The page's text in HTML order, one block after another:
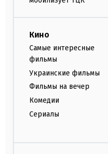
Кино
Самые интересные
фильмы
Украинские фильмы
Фильмы на вечер
Комедии
Сериалы